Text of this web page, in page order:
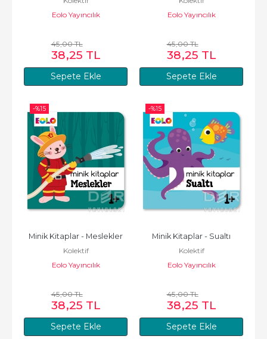
Sepete Ekle
Eolo Yayıncılık
45,00TL
38,25 TL
Sepete Ekle
Eolo Yayıncılık
45,00TL
38,25 TL
-%15
Sepete Ekle
Minik Kitaplar - Meslekler
Kolektif
Eolo Yayıncılık
45,00TL
38,25 TL
-%15
Sepete Ekle
Minik Kitaplar - Sualtı
Kolektif
Eolo Yayıncılık
45,00TL
38,25 TL